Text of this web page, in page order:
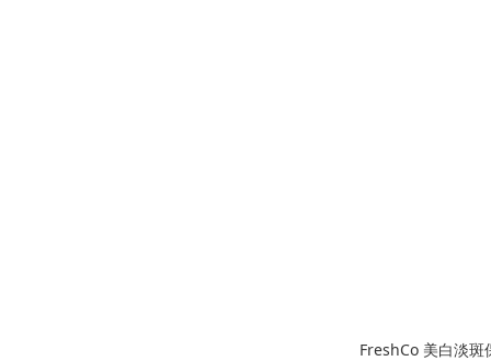
FreshCo 美白淡斑